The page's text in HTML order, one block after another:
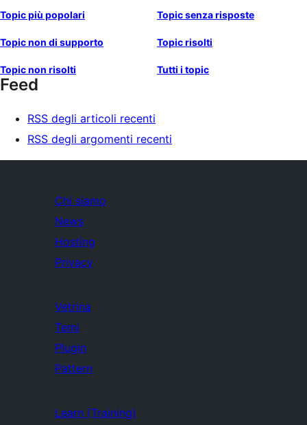
Topic più popolari Topic senza risposte
Topic non di supporto Topic risolti
Topic non risolti Tutti i topic
Feed
RSS degli articoli recenti
RSS degli argomenti recenti
Chi siamo
News
Hosting
Privacy
Vetrina
Temi
Plugin
Pattern
Learn (Training)